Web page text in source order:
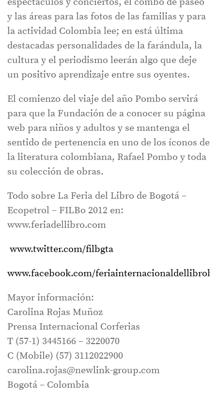
y las áreas para las fotos de las familias y para
la actividad Colombia lee; en está última
destacadas personalidades de la farándula, la
cultura y el periodismo leerán algo que deje
un positivo aprendizaje entre sus oyentes.
El comienzo del viaje del año Pombo servirá
para que la Fundación de a conocer su página
web para niños y adultos y se mantenga el
sentido de pertenencia en uno de los íconos de
la literatura colombiana, Rafael Pombo y toda
su colección de obras.
Todo sobre La Feria del Libro de Bogotá –
Ecopetrol – FILBo 2012 en:
www.feriadellibro.com
www.twitter.com/filbgta
www.facebook.com/
Mayor información:
Carolina Rojas Muñoz
Prensa Internacional Corferias
T (57-1) 3445166 – 3220070
C (Mobile) (57) 3112022900
carolina.rojas@newlink-group.com
Bogotá – Colombia